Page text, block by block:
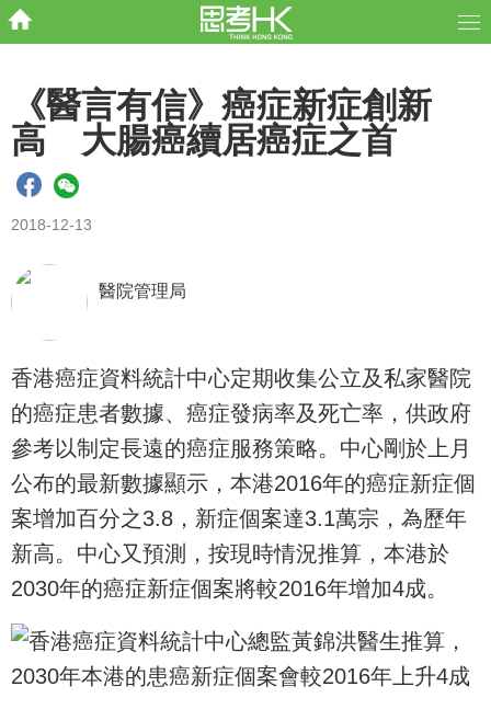
《醫言有信》癌症新症創新
高 大腸癌續居癌症之首
2018-12-13
醫院管理局
香港癌症資料統計中心定期收集公立及私家醫院
的癌症患者數據、 癌症發病率及死亡率，供政府
參考以制定長遠的癌症服務策略。 中心剛於上月
公布的最新數據顯示，本港2016年的癌症新症個
案增加百分之3.8，新症個案達3.1萬宗，為歷年
新高。 中心又預測，按現時情況推算，本港於
2030年的癌症新症個案將較2016年增加4成。